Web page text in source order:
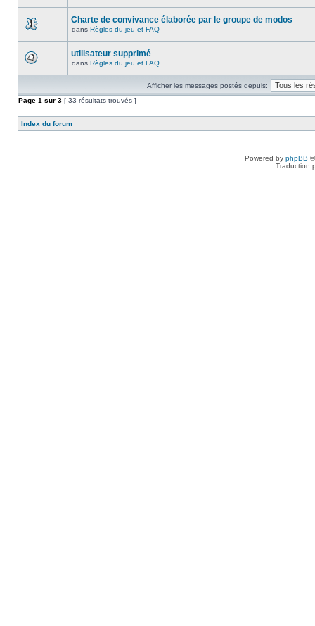
Charte de convivance élaborée par le groupe de modos
dans Règles du jeu et FAQ
utilisateur supprimé
dans Règles du jeu et FAQ
Afficher les messages postés depuis:
Page 1 sur 3 [ 33 résultats trouvés ]
Index du forum
Powered by phpBB
Traduction